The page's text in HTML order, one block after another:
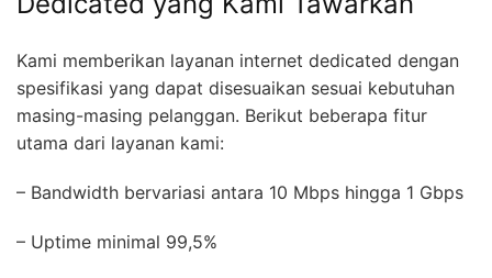
Kami memberikan layanan internet dedicated dengan
spesifikasi yang dapat disesuaikan sesuai kebutuhan
masing-masing pelanggan. Berikut beberapa fitur
utama dari layanan kami:
– Bandwidth bervariasi antara 10 Mbps hingga 1 Gbps
– Uptime minimal 99,5%